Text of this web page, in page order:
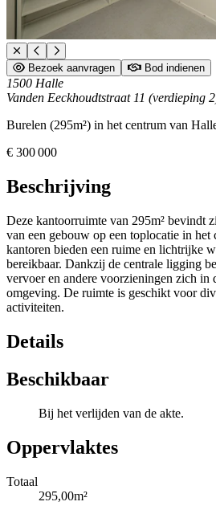
Bezoek aanvragen Bod indienen
1500 Halle
Vanden Eeckhoudtstraat 11 (verdieping
Burelen (295m²) in het centrum van
€ 300 000
Beschrijving
Deze kantoorruimte van 295m² bevindt
van een gebouw op een toplocatie in
kantoren bieden een ruime en lichtrijke
bereikbaar. Dankzij de centrale ligging
vervoer en andere voorzieningen zich in
omgeving. De ruimte is geschikt voor
activiteiten.
Details
Beschikbaar
Bij het verlijden van de akte.
Oppervlaktes
Totaal
295,00m²